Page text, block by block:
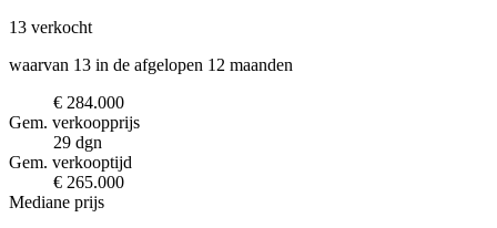
13 verkocht
waarvan 13 in de afgelopen 12 maanden
€ 284.000
Gem. verkoopprijs
29 dgn
Gem. verkooptijd
€ 265.000
Mediane prijs